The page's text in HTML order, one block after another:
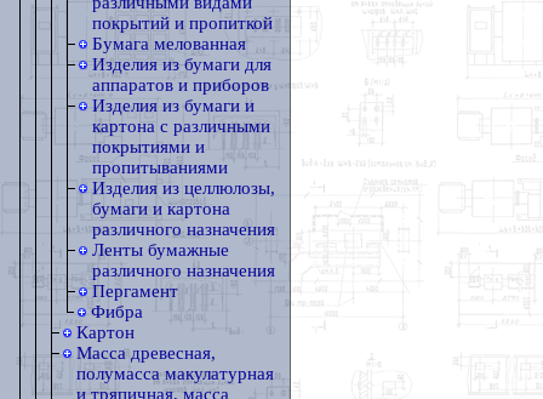
покрытий и пропиткой
Бумага мелованная
Изделия из бумаги для
аппаратов и приборов
Изделия из бумаги и
картона с различными
покрытиями и
пропитываниями
Изделия из целлюлозы,
бумаги и картона
различного назначения
Ленты бумажные
различного назначения
Пергамент
Фибра
Картон
Масса древесная,
полумасса макулатурная
и тряпичная, масса